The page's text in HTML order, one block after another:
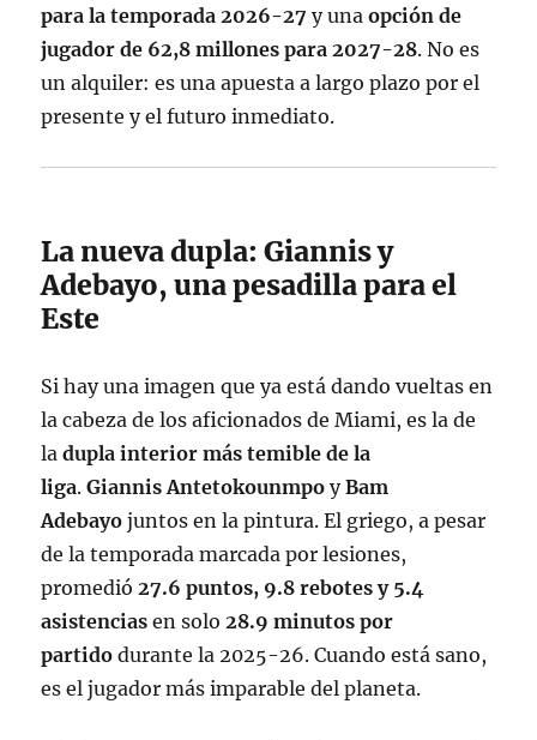
para la temporada 2026-27 y unaopción de
jugador de 62,8 millones para 2027-28. No es
un alquiler: es una apuesta a largo plazo por el
presente y el futuro inmediato.
La nueva dupla: Giannis y
Adebayo, una pesadilla para el
Este
Si hay una imagen que ya está dando vueltas en
la cabeza de los aficionados de Miami, es la de
ladupla interior más temible de la
liga.Giannis Antetokounmpo yBam
Adebayo juntos en la pintura. El griego, a pesar
de la temporada marcada por lesiones,
promedió 27.6 puntos, 9.8 rebotes y 5.4
asistencias en solo 28.9 minutos por
partido durante la 2025-26. Cuando está sano,
es el jugador más imparable del planeta.